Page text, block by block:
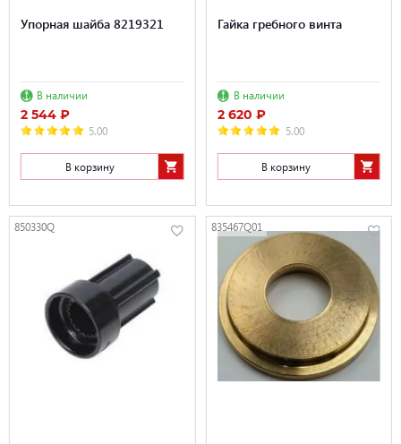
Упорная шайба 8219321
В наличии
2 544 ₽
5.00
В корзину
Гайка гребного винта
В наличии
2 620 ₽
5.00
В корзину
850330Q 835467Q01